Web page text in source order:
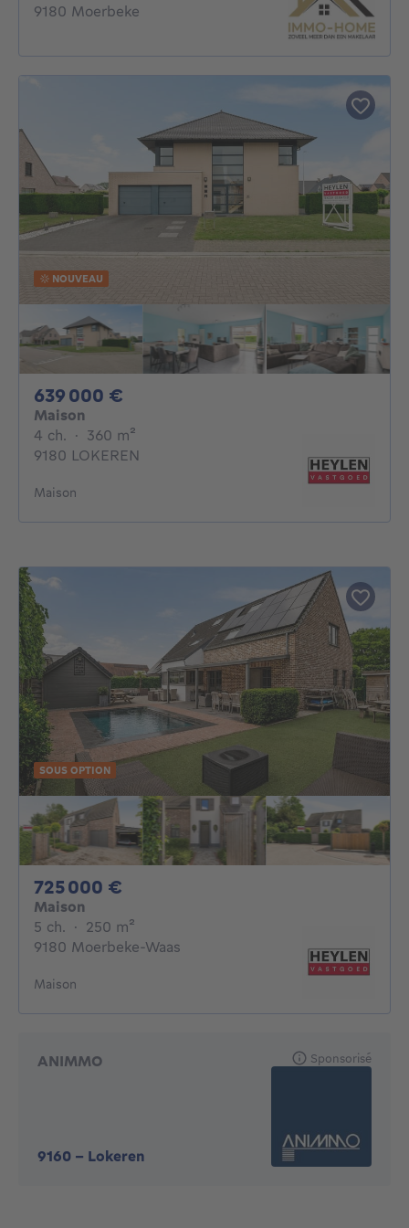
9180 Moerbeke
NOUVEAU
639 000 €
Maison
4 ch. 4 chambres
· 360 m²
9180 LOKEREN
Maison
SOUS OPTION
725 000 €
Maison
5 ch. 5 chambres
· 250 m²
9180 Moerbeke-Waas
Maison
ANIMMO
9160 - Lokeren
Sponsorisé